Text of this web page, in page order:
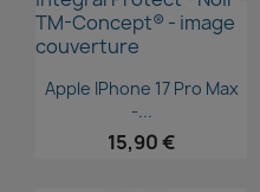
Aperçu rapide
Apple IPhone 17 Pro Max
-...
15,90 €